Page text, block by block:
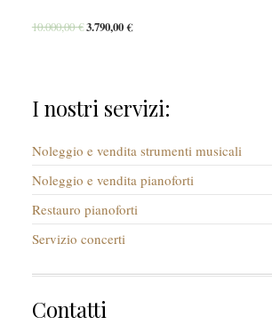
10.000,00€3.790,00€
I nostri servizi:
Noleggio e vendita strumenti musicali
Noleggio e vendita pianoforti
Restauro pianoforti
Servizio concerti
Contatti